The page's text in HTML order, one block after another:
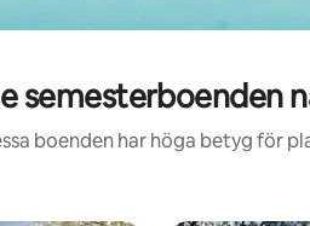
semesterboenden
boenden har höga betyg för